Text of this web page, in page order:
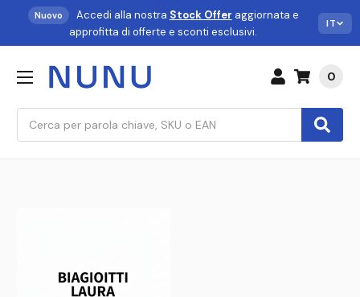
Nuovo Accedi alla nostra Stock Offer aggiornata e
approfitta di offerte e sconti esclusivi.
IT
0